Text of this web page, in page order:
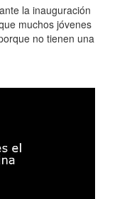
la inauguración
muchos jóvenes
no tienen una